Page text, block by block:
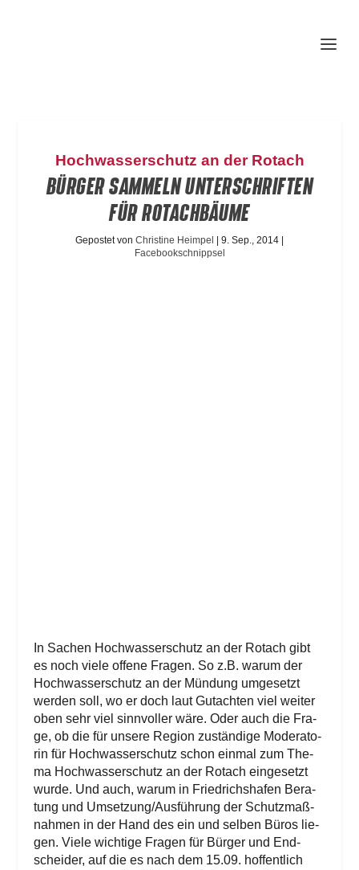
Hochwasserschutz an der Rotach
BÜRGER SAMMELN UNTERSCHRIFTEN
FÜR ROTACHBÄUME
Gepostet von Christine Heimpel 9. Sep., 2014
Facebookschnippsel
In Sachen Hoch­was­ser­schutz an der Rotach gibt
es noch vie­le offe­ne Fra­gen. So z.B. war­um der
Hoch­was­ser­schutz an der Mün­dung umge­setzt
wer­den soll, wo er doch laut Gut­ach­ten viel wei­ter
oben sehr viel sinn­vol­ler wäre. Oder auch die Fra­
ge, ob die für unse­re Regi­on zustän­di­ge Mode­ra­to­
rin für Hoch­was­ser­schutz schon ein­mal zum The­
ma Hoch­was­ser­schutz an der Rotach ein­ge­setzt
wur­de. Und auch, war­um in Fried­richs­ha­fen Bera­
tung und Umsetzung/​Ausführung der Schutz­maß­
nah­men in der Hand des ein und sel­ben Büros lie­
gen. Vie­le wich­ti­ge Fra­gen für Bür­ger und End­
schei­der, auf die es nach dem 15.09. hof­fent­lich